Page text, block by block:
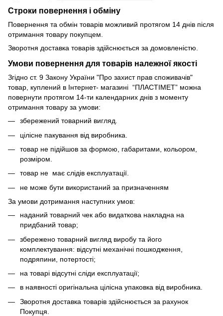
Строки повернення і обміну
Повернення та обмін товарів можливий протягом 14 днів після
отримання товару покупцем.
Зворотня доставка товарів здійснюється за домовленістю.
Умови повернення для товарів належної якості
Згідно ст. 9 Закону України "Про захист прав споживачів"
товар, куплений в Інтернет- магазині “ПЛАСТІМЕТ” можна
повернути протягом 14-ти календарних днів з моменту
отримання товару за умови:
збережений товарний вигляд.
цілісне пакування від виробника.
товар не підійшов за формою, габаритами, кольором,
розміром.
товар не має слідів експлуатації.
не може бути використаний за призначенням
За умови дотримання наступних умов:
наданий товарний чек або видаткова накладна на
придбаний товар;
збережено товарний вигляд виробу та його
комплектування: відсутні механічні пошкодження,
подряпини, потертості;
на товарі відсутні сліди експлуатації;
в наявності оригінальна цілісна упаковка від виробника.
Зворотня доставка товарів здійснюється за рахунок
Покупця.